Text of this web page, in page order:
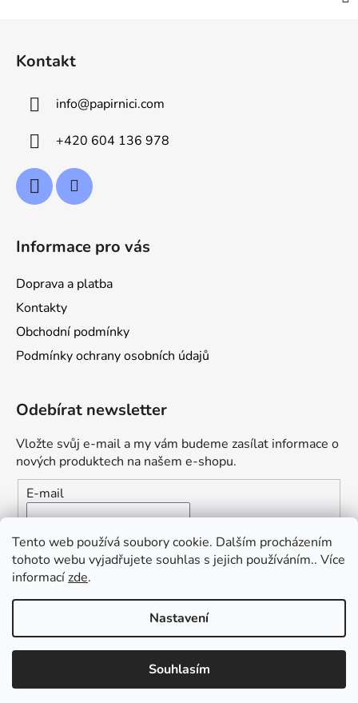
Tento web používá soubory cookie. Dalším procházením
tohoto webu vyjadřujete souhlas s jejich používáním.. Více
informacízde.
Nastavení
Souhlasím
Kontakt
info@papirnici.com
+420 604 136 978
Informace pro vás
Doprava a platba
Kontakty
Obchodní podmínky
Podmínky ochrany osobních údajů
Odebírat newsletter
Vložte svůj e-mail a my vám budeme zasílat informace o
nových produktech na našem e-shopu.
E-mail
Vložením e-mailu souhlasíte s
podmínkami ochrany
osobních údajů
Vytvořil Shoptet
Copyright 2026Papírníci. Všechna práva vyhrazena.